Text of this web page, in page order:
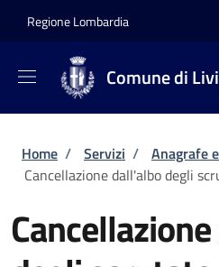
Regione Lombardia
Comune di
Briciole di pane
Home / Servizi / Anagrafe
Cancellazione dall'albo degli